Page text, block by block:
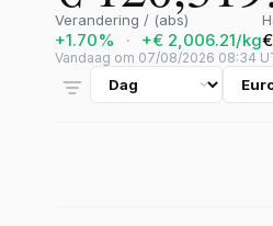
Verandering / (abs)
+1.70% · +€ 2,006.21/kg
Vandaag om 07/08/2026 08:34